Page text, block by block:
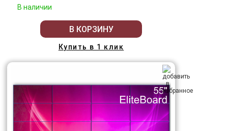
В наличии
В КОРЗИНУ
Купить в 1 клик